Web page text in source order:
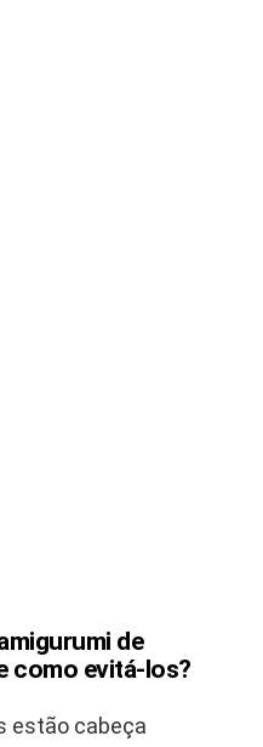
de
como evitá-los?
estão cabeça